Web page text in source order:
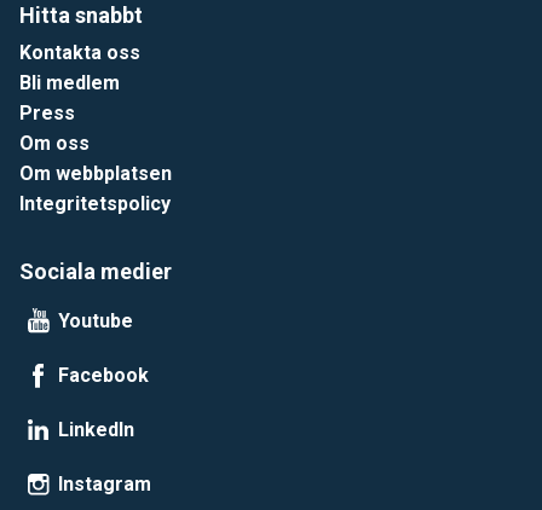
Hitta snabbt
Kontakta oss
Bli medlem
Press
Om oss
Om webbplatsen
Integritetspolicy
Sociala medier
Youtube
Facebook
LinkedIn
Instagram